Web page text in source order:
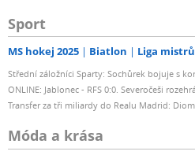
Sport
MS hokej 2025 Biatlon Liga mistrů
Střední záložníci Sparty: Sochůrek bojuje s
ONLINE: Jablonec - RFS 0:0. Severočeši
Transfer za tři miliardy do Realu Madrid:
Móda a krása